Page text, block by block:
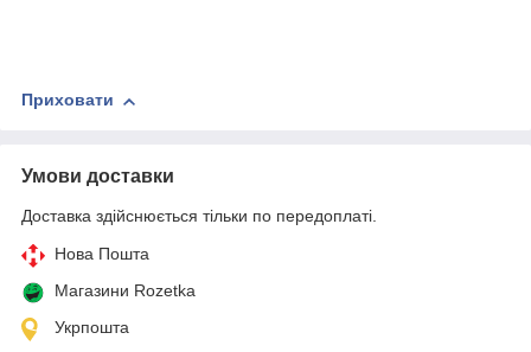
Приховати
Умови доставки
Доставка здійснюється тільки по передоплаті.
Нова Пошта
Магазини Rozetka
Укрпошта